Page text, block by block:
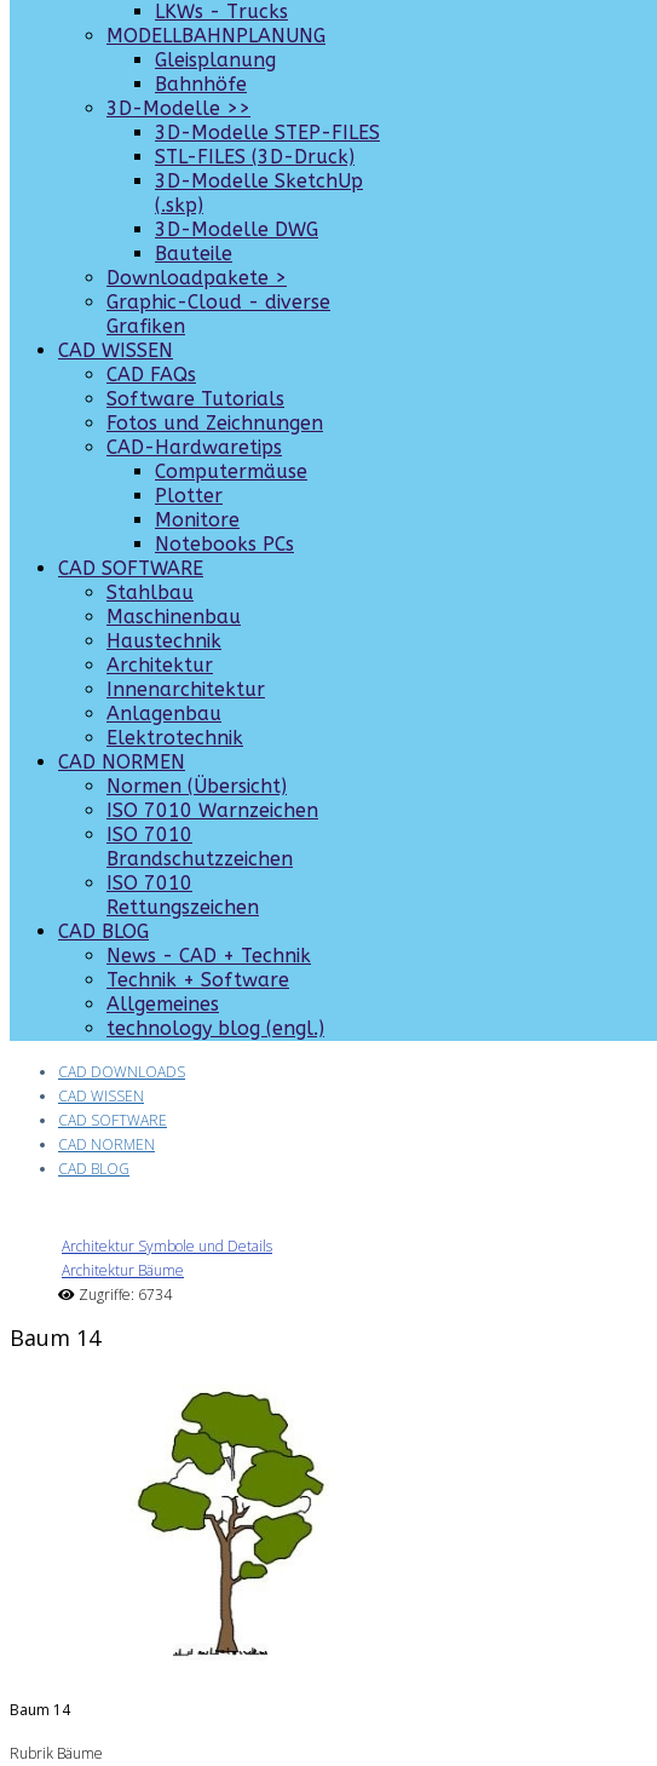
LKWs - Trucks
MODELLBAHNPLANUNG
Gleisplanung
Bahnhöfe
3D-Modelle >>
3D-Modelle STEP-FILES
STL-FILES (3D-Druck)
3D-Modelle SketchUp
(.skp)
3D-Modelle DWG
Bauteile
Downloadpakete >
Graphic-Cloud - diverse
Grafiken
CAD WISSEN
CAD FAQs
Software Tutorials
Fotos und Zeichnungen
CAD-Hardwaretips
Computermäuse
Plotter
Monitore
Notebooks PCs
CAD SOFTWARE
Stahlbau
Maschinenbau
Haustechnik
Architektur
Innenarchitektur
Anlagenbau
Elektrotechnik
CAD NORMEN
Normen (Übersicht)
ISO 7010 Warnzeichen
ISO 7010
Brandschutzzeichen
ISO 7010
Rettungszeichen
CAD BLOG
News - CAD + Technik
Technik + Software
Allgemeines
technology blog (engl.)
CAD DOWNLOADS
CAD WISSEN
CAD SOFTWARE
CAD NORMEN
CAD BLOG
Architektur Symbole und Details
Architektur Bäume
Zugriffe: 6734
Baum 14
Baum 14
Rubrik Bäume